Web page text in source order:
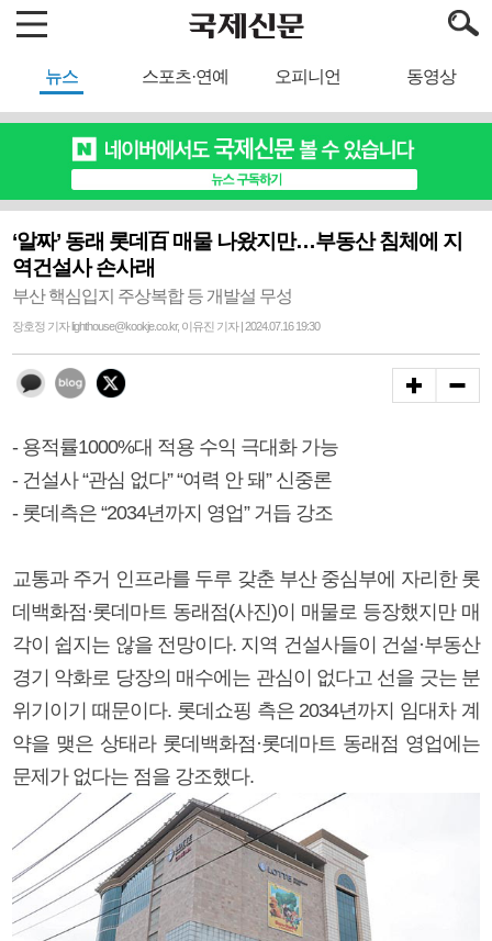
뉴스 스포츠·연예 오피니언 동영상
‘알짜’ 동래 롯데百 매물 나왔지만…부동산 침체에 지
역건설사 손사래
부산 핵심입지 주상복합 등 개발설 무성
장호정 기자 lighthouse@kookje.co.kr, 이유진 기자 | 2024.07.16 19:30
- 용적률1000%대 적용 수익 극대화 가능
- 건설사 “관심 없다” “여력 안 돼” 신중론
- 롯데측은 “2034년까지 영업” 거듭 강조
교통과 주거 인프라를 두루 갖춘 부산 중심부에 자리한 롯
데백화점·롯데마트 동래점(사진)이 매물로 등장했지만 매
각이 쉽지는 않을 전망이다. 지역 건설사들이 건설·부동산
경기 악화로 당장의 매수에는 관심이 없다고 선을 긋는 분
위기이기 때문이다. 롯데쇼핑 측은 2034년까지 임대차 계
약을 맺은 상태라 롯데백화점·롯데마트 동래점 영업에는
문제가 없다는 점을 강조했다.